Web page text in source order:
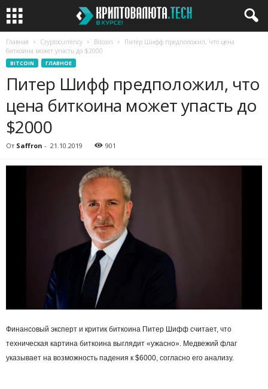
Главная Cryptocurrency Bitcoin
Питер Шифф предположил, что цена
биткоина может упасть до $2000
BITCOIN ГЛАВНОЕ
Питер Шифф предположил, что
цена биткоина может упасть до
$2000
От Saffron - 21.10.2019 901
Финансовый эксперт и критик биткоина Питер Шифф считает, что
техническая картина биткоина выглядит «ужасно». Медвежий флаг
указывает на возможность падения к $6000, согласно его анализу.